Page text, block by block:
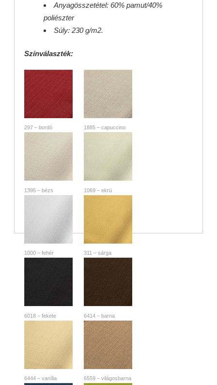
Anyagösszetétel: 60% pamut/40%
poliészter
Súly: 230 g/m2.
Színválaszték:
297 – bordó 1885 – capuccino
1395 – bézs 1069 – ekrü
1000 – fehér 311 – sárga
6018 – fekete 6414 – barna
6444 – vanília 6559 – világosbarna